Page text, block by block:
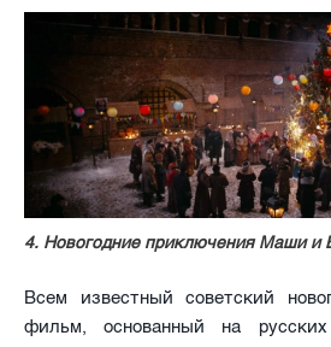
4. Новогодние приключения Маши и
Всем известный советский
фильм, основанный на